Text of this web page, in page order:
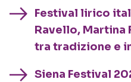
Festival lirico
Ravello, Martina
tra tradizione e
Siena Festival